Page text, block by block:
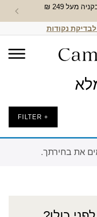
מעל 249 ₪ חדש
נקודות
+ FILTER
את בחירתך.